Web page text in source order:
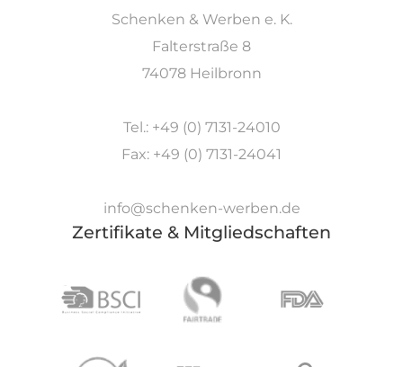
Schenken & Werben e. K.
Falterstraße 8
74078 Heilbronn
Tel.: +49 (0) 7131-24010
Fax: +49 (0) 7131-24041
info@schenken-werben.de
Zertifikate & Mitgliedschaften